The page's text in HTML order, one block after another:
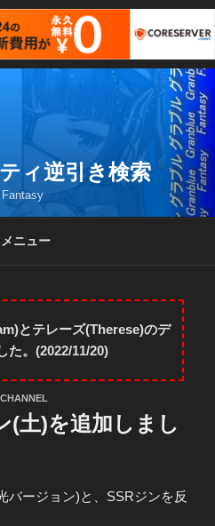
ィ逆引き検索
メニュー
とテレーズ(Therese)のデ
た。(2022/11/20)
(土)を追加しまし
バージョン)と、SSRジンを反